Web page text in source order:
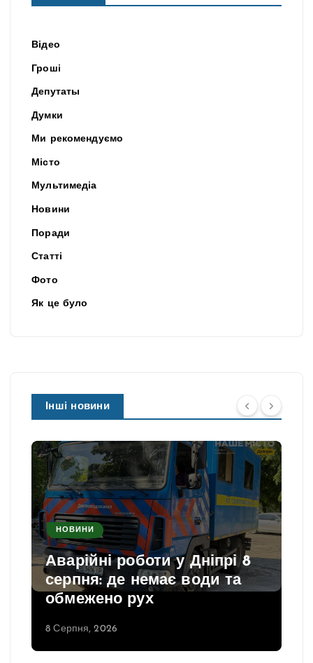
Відео
Гроші
Депутаты
Думки
Ми рекомендуємо
Місто
Мультимедіа
Новини
Поради
Статті
Фото
Як це було
Інші новини
НОВИНИ
Аварійні роботи у Дніпрі 8
серпня: де немає води та
обмежено рух
8 Серпня, 2026